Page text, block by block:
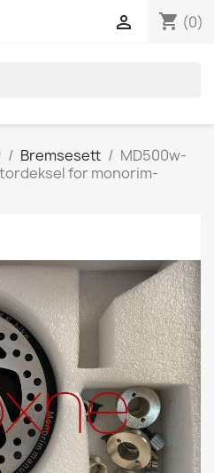
shopping_cart (0)

Bremsesett
MD500w-
for monorim-